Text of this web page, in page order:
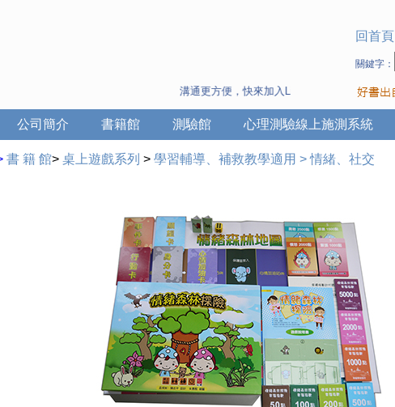
溝通更方便，快來加入Line 與 Wechat ~
回首頁
關鍵字：
心理測驗線上施測系統
測驗館
書籍館
公司簡介
書 籍 館> 桌上遊戲系列 > 學習輔導、補救教學適用 >情緒、社交